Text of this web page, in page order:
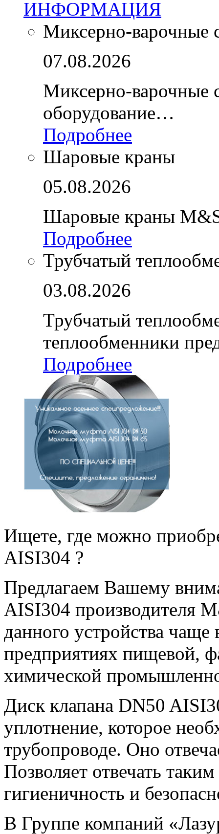
ИНФОРМАЦИЯ
Миксерно-варочные
07.08.2026
Миксерно-варочные
оборудование…
Подробнее
Шаровые краны
05.08.2026
Шаровые краны
Подробнее
Трубчатый
03.08.2026
Трубчатый
теплообменники
Подробнее
Ищете, где можно
AISI304 ?
Предлагаем Вашему
AISI304 производителя
данного устройства чаще
предприятиях пищевой,
химической
Диск клапана DN50
уплотнение, которое
трубопроводе. Оно
Позволяет отвечать
гигиеничность и
В Группе компаний